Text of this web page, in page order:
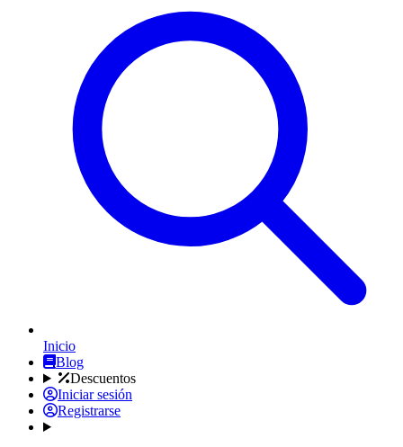
Inicio
Blog
Descuentos
Iniciar sesión
Registrarse